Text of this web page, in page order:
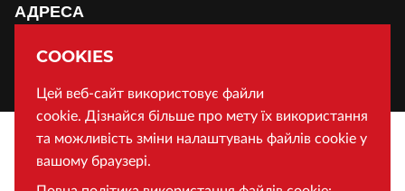
COOKIES
Цей веб-сайт використовує файли
cookie. Дізнайся більше про мету їх використання
та можливість зміни налаштувань файлів cookie у
вашому браузері.
АДРЕСА
Воєводська Публічна Бібліотека у Кракові